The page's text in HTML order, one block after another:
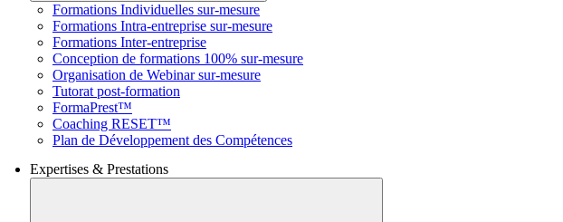
Formations Individuelles sur-mesure
Formations Intra-entreprise sur-mesure
Formations Inter-entreprise
Conception de formations 100% sur-mesure
Organisation de Webinar sur-mesure
Tutorat post-formation
FormaPrest™
Coaching RESET™
Plan de Développement des Compétences
Expertises & Prestations